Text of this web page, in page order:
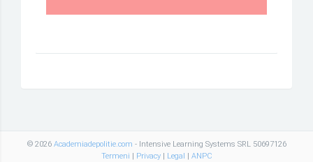
© 2026 Academiadepolitie.com - Intensive Learning Systems SRL 50697126
Termeni | Privacy| Legal | ANPC